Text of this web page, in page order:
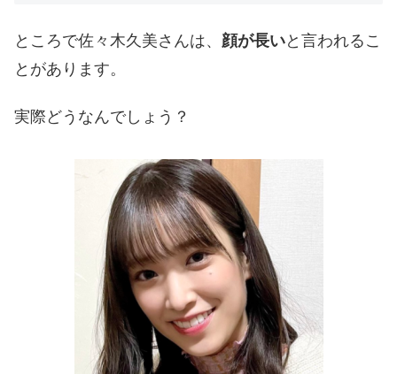
ところで佐々木久美さんは、 顔が長いと言われるこ
とがあります。
実際どうなんでしょう？